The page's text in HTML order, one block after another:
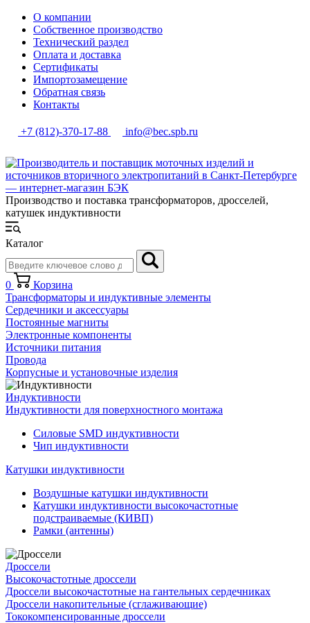
О компании
Собственное производство
Технический раздел
Оплата и доставка
Сертификаты
Импортозамещение
Обратная связь
Контакты
+7 (812)-370-17-88 info@bec.spb.ru
Производство и поставка трансформаторов, дросселей,
катушек индуктивности
Каталог
0
Корзина
Трансформаторы и индуктивные элементы
Сердечники и аксессуары
Постоянные магниты
Электронные компоненты
Источники питания
Провода
Корпусные и установочные изделия
Индуктивности
Индуктивности для поверхностного монтажа
Силовые SMD индуктивности
Чип индуктивности
Катушки индуктивности
Воздушные катушки индуктивности
Катушки индуктивности высокочастотные
подстраиваемые (КИВП)
Рамки (антенны)
Дроссели
Высокочастотные дроссели
Дроссели высокочастотные на гантельных сердечниках
Дроссели накопительные (сглаживающие)
Тококомпенсированные дроссели